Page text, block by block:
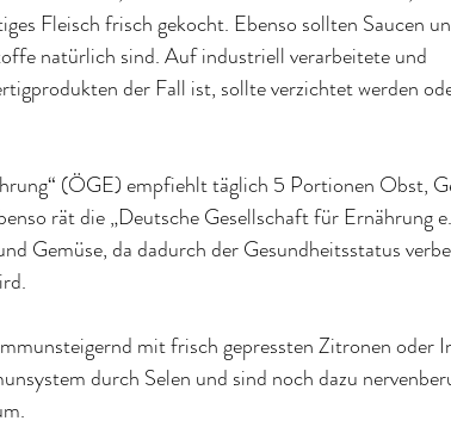
Fleisch frisch gekocht. Ebenso sollten Saucen
natürlich sind. Auf industriell verarbeitete und
der Fall ist, sollte verzichtet werden
(ÖGE) empfiehlt täglich 5 Portionen Obst,
rät die „Deutsche Gesellschaft für Ernährung
Gemüse, da dadurch der Gesundheitsstatus
mit frisch gepressten Zitronen oder
durch Selen und sind noch dazu